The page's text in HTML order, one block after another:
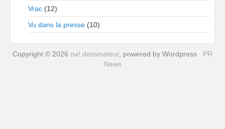
Vrac (12)
Vu dans la presse (10)
Copyright © 2026 na! dessinateur, powered by Wordpress PR
News